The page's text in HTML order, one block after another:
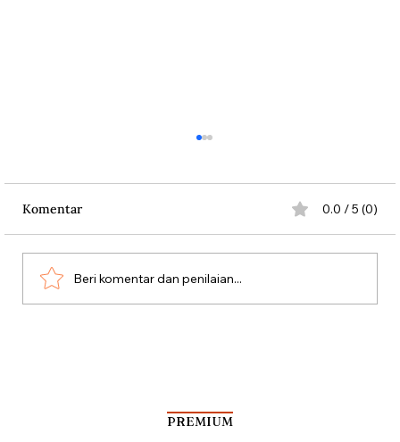
Dari Srebrenica ke Palestina
Komentar 0.0 / 5 (0)
Beri komentar dan penilaian...
PREMIUM